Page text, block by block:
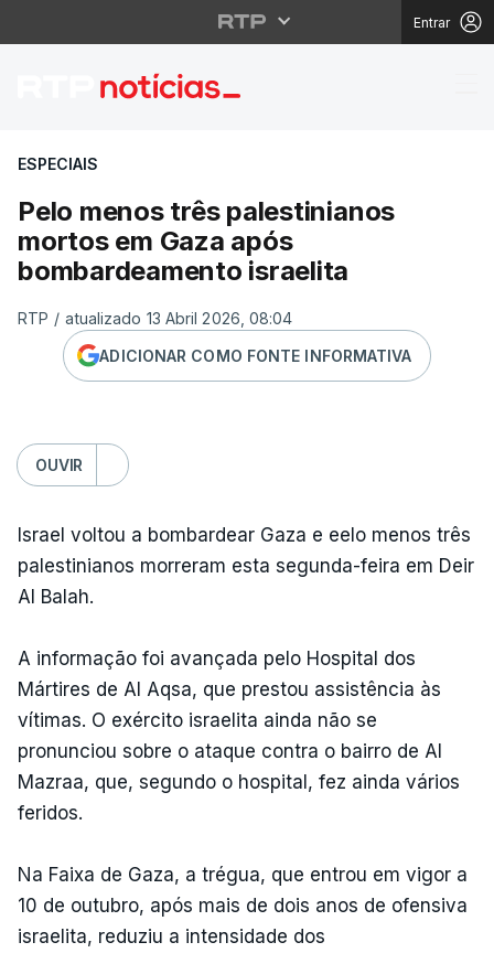
Entrar
Pelo menos três
ESPECIAIS
Pelo menos três palestinianos
mortos em Gaza após
bombardeamento israelita
RTP / atualizado 13 Abril 2026, 08:04
ADICIONAR COMO FONTE INFORMATIVA
OUVIR
Israel voltou a bombardear Gaza e eelo menos três
palestinianos morreram esta segunda-feira em Deir
Al Balah.
A informação foi avançada pelo Hospital dos
Mártires de Al Aqsa, que prestou assistência às
vítimas. O exército israelita ainda não se
pronunciou sobre o ataque contra o bairro de Al
Mazraa, que, segundo o hospital, fez ainda vários
feridos.
Na Faixa de Gaza, a trégua, que entrou em vigor a
10 de outubro, após mais de dois anos de ofensiva
israelita, reduziu a intensidade dos